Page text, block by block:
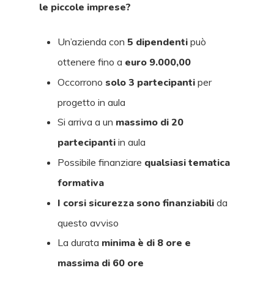
le piccole imprese?
Un’azienda con 5 dipendenti può
ottenere fino a euro 9.000,00
Occorrono solo 3 partecipanti per
progetto in aula
Si arriva a un massimo di 20
partecipanti in aula
Possibile finanziare qualsiasi tematica
formativa
I corsi sicurezza sono finanziabili da
questo avviso
La durata minima è di 8 ore e
massima di 60 ore